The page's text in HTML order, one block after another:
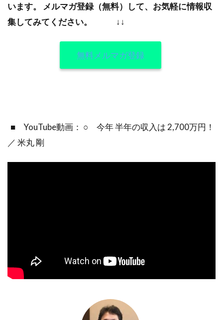
います。
メルマガ登録（無料）して、お気軽に情報収
集してみてください。
↓↓
無料メルマガ登録
■ YouTube動画： ○ 今年 半年の収入は 2,700万円！
／ 米丸 剛